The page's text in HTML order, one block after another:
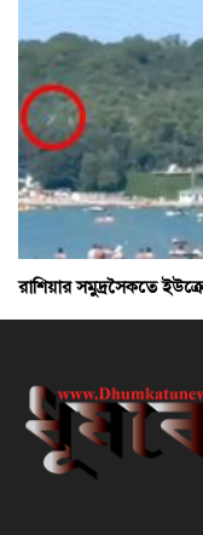
রাশিয়ার সমুদ্রসৈকতে